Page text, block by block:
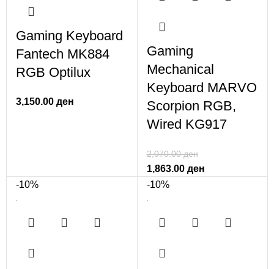
Gaming Keyboard
Fantech MK884
RGB Optilux
3,150.00 ден
Gaming
Mechanical
Keyboard MARVO
Scorpion RGB,
Wired KG917
2,070.00ден
1,863.00 ден
-10%
-10%